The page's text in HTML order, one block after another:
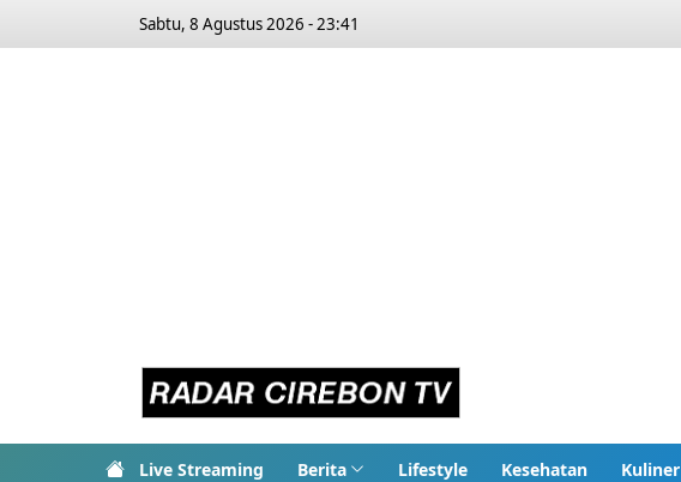
Sabtu, 8 Agustus 2026 - 23:41
Live Streaming Berita Lifestyle Kesehatan Kuliner